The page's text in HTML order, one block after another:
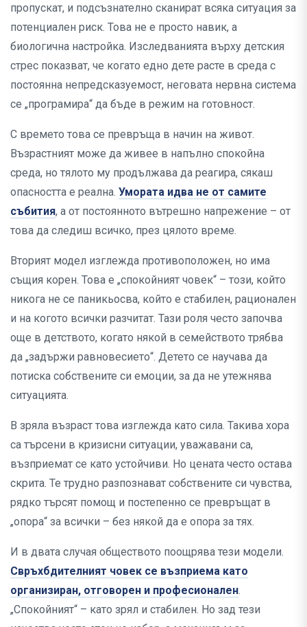
пропускат, и подсъзнателно сканират всяка ситуация за
потенциален риск. Това не е просто навик, а
биологична настройка. Изследванията върху детския
стрес показват, че когато едно дете расте в среда с
постоянна непредсказуемост, неговата нервна система
се „програмира“ да бъде в режим на готовност.
С времето това се превръща в начин на живот.
Възрастният може да живее в напълно спокойна
среда, но тялото му продължава да реагира, сякаш
опасността е реална. Умората идва не от самите
събития, а от постоянното вътрешно напрежение – от
това да следиш всичко, през цялото време.
Вторият модел изглежда противоположен, но има
същия корен. Това е „спокойният човек“ – този, който
никога не се паникьосва, който е стабилен, рационален
и на когото всички разчитат. Тази роля често започва
още в детството, когато някой в семейството трябва
да „задържи равновесието“. Детето се научава да
потиска собствените си емоции, за да не утежнява
ситуацията.
В зряла възраст това изглежда като сила. Такива хора
са търсени в кризисни ситуации, уважавани са,
възприемат се като устойчиви. Но цената често остава
скрита. Те трудно разпознават собствените си чувства,
рядко търсят помощ и постепенно се превръщат в
„опора“ за всички – без някой да е опора за тях.
И в двата случая обществото поощрява тези модели.
Свръхбдителният човек се възприема като
организиран, отговорен и професионален.
„Спокойният“ – като зрял и стабилен. Но зад тези